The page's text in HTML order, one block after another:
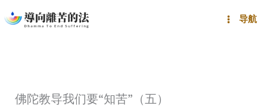
至
导航
佛陀教导我们要“知苦”（五）